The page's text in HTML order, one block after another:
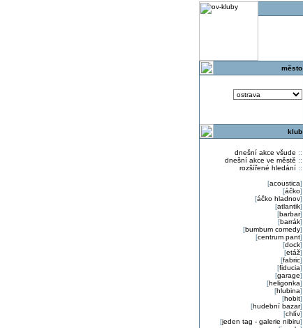
město
klub
dnešní akce všude ::
dnešní akce ve městě ::
rozšířené hledání::
[acoustica]
[áčko]
[áčko hladnov]
[atlantik]
[barbar]
[barrák]
[bumbum comedy]
[centrum pant]
[dock]
[etáž]
[fabric]
[fiducia]
[garage]
[heligonka]
[hlubina]
[hobit]
[hudební bazar]
[chlív]
[jeden tag - galerie nibiru]